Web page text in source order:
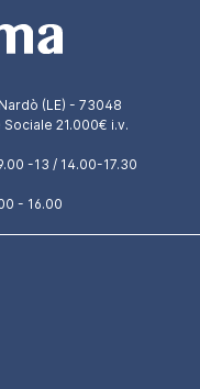
(LE) - 73048
21.000€ i.v.
-13 / 14.00-17.30
- 16.00